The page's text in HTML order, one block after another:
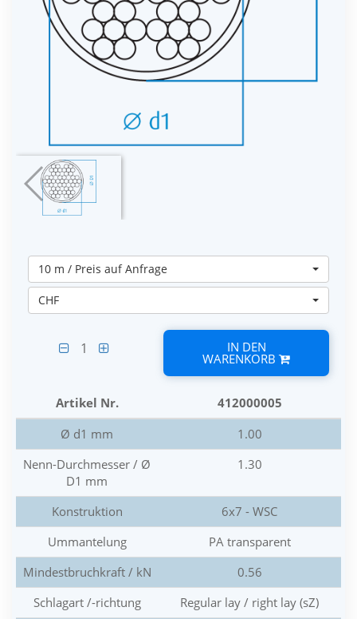
10 m / Preis auf Anfrage
CHF
1 IN DEN
WARENKORB
Artikel Nr.
412000005
Ø d1 mm
1.00
Nenn-Durchmesser / Ø
D1 mm
1.30
Konstruktion
6x7 - WSC
Ummantelung
PA transparent
Mindestbruchkraft / kN
0.56
Schlagart /-richtung
Regular lay / right lay (sZ)